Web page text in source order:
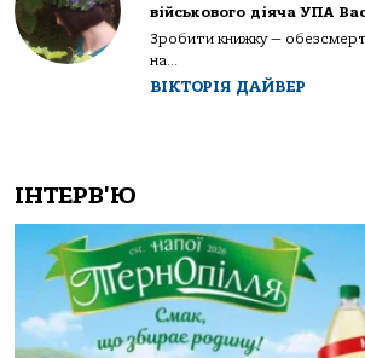
військового діяча УПА
Зробити книжку —
на...
ВІКТОРІЯ ДАЙВЕР
ІНТЕРВ'Ю